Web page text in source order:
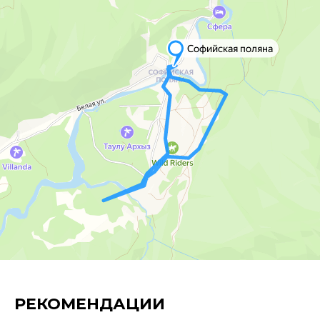
РЕКОМЕНДАЦИИ
Я согласен с условиямиПолитики
конфиденциальностии обработки
персональных данных в
соответствии сПользовательским
соглашением
Начать консультацию
Отдых в горах Архыза. Ваш персональный